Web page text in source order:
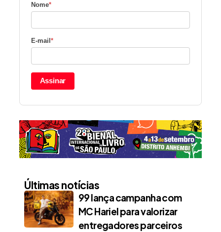
Nome*
E-mail *
Assinar
Últimas notícias
99 lança campanha com
MC Hariel para valorizar
entregadores parceiros